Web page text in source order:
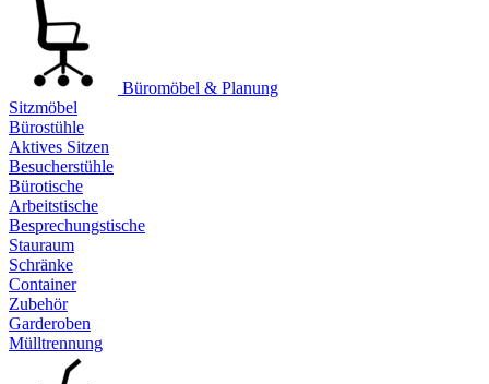
Büromöbel & Planung
Sitzmöbel
Bürostühle
Aktives Sitzen
Besucherstühle
Bürotische
Arbeitstische
Besprechungstische
Stauraum
Schränke
Container
Zubehör
Garderoben
Mülltrennung